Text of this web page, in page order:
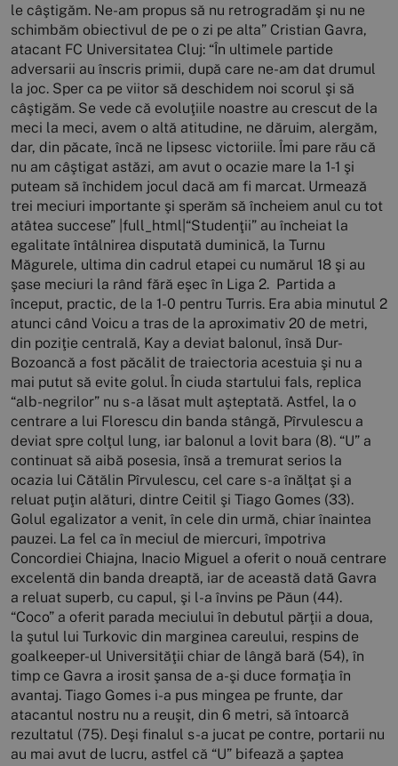
le câştigăm. Ne-am propus să nu retrogradăm şi nu ne
schimbăm obiectivul de pe o zi pe alta” Cristian Gavra,
atacant FC Universitatea Cluj: “În ultimele partide
adversarii au înscris primii, după care ne-am dat drumul
la joc. Sper ca pe viitor să deschidem noi scorul şi să
câştigăm. Se vede că evoluţiile noastre au crescut de la
meci la meci, avem o altă atitudine, ne dăruim, alergăm,
dar, din păcate, încă ne lipsesc victoriile. Îmi pare rău că
nu am câştigat astăzi, am avut o ocazie mare la 1-1 şi
puteam să închidem jocul dacă am fi marcat. Urmează
trei meciuri importante şi sperăm să încheiem anul cu tot
atâtea succese” |full_html|“Studenţii” au încheiat la
egalitate întâlnirea disputată duminică, la Turnu
Măgurele, ultima din cadrul etapei cu numărul 18 şi au
şase meciuri la rând fără eşec în Liga 2. Partida a
început, practic, de la 1-0 pentru Turris. Era abia minutul 2
atunci când Voicu a tras de la aproximativ 20 de metri,
din poziţie centrală, Kay a deviat balonul, însă Dur-
Bozoancă a fost păcălit de traiectoria acestuia şi nu a
mai putut să evite golul. În ciuda startului fals, replica
“alb-negrilor” nu s-a lăsat mult aşteptată. Astfel, la o
centrare a lui Florescu din banda stângă, Pîrvulescu a
deviat spre colţul lung, iar balonul a lovit bara (8). “U” a
continuat să aibă posesia, însă a tremurat serios la
ocazia lui Cătălin Pîrvulescu, cel care s-a înălţat şi a
reluat puţin alături, dintre Ceitil şi Tiago Gomes (33).
Golul egalizator a venit, în cele din urmă, chiar înaintea
pauzei. La fel ca în meciul de miercuri, împotriva
Concordiei Chiajna, Inacio Miguel a oferit o nouă centrare
excelentă din banda dreaptă, iar de această dată Gavra
a reluat superb, cu capul, şi l-a învins pe Păun (44).
“Coco” a oferit parada meciului în debutul părţii a doua,
la şutul lui Turkovic din marginea careului, respins de
goalkeeper-ul Universităţii chiar de lângă bară (54), în
timp ce Gavra a irosit şansa de a-şi duce formaţia în
avantaj. Tiago Gomes i-a pus mingea pe frunte, dar
atacantul nostru nu a reuşit, din 6 metri, să întoarcă
rezultatul (75). Deşi finalul s-a jucat pe contre, portarii nu
au mai avut de lucru, astfel că “U” bifează a şaptea